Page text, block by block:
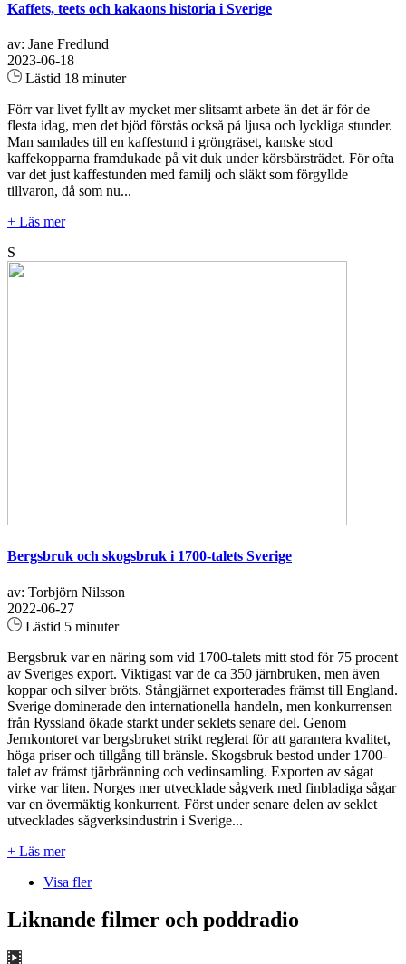
Kaffets, teets och kakaons historia i Sverige
av: Jane Fredlund
2023-06-18
Lästid 18 minuter
Förr var livet fyllt av mycket mer slitsamt arbete än det är för de
flesta idag, men det bjöd förstås också på ljusa och lyckliga stunder.
Man samlades till en kaffestund i gröngräset, kanske stod
kaffekopparna framdukade på vit duk under körsbärsträdet. För ofta
var det just kaffestunden med familj och släkt som förgyllde
tillvaron, då som nu...
+ Läs mer
S
Bergsbruk och skogsbruk i 1700-talets Sverige
av: Torbjörn Nilsson
2022-06-27
Lästid 5 minuter
Bergsbruk var en näring som vid 1700-talets mitt stod för 75 procent
av Sveriges export. Viktigast var de ca 350 järnbruken, men även
koppar och silver bröts. Stångjärnet exporterades främst till England.
Sverige dominerade den internationella handeln, men konkurrensen
från Ryssland ökade starkt under seklets senare del. Genom
Jernkontoret var bergsbruket strikt reglerat för att garantera kvalitet,
höga priser och tillgång till bränsle. Skogsbruk bestod under 1700-
talet av främst tjärbränning och vedinsamling. Exporten av sågat
virke var liten. Norges mer utvecklade sågverk med finbladiga sågar
var en övermäktig konkurrent. Först under senare delen av seklet
utvecklades sågverksindustrin i Sverige...
+ Läs mer
Visa fler
Liknande filmer och poddradio